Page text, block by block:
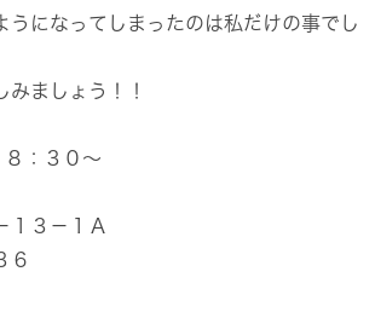
うになってしまったのは私だけの事でし
年会を楽しみましょう！！
：３０～
３－１Ａ